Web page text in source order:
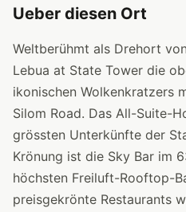
Ueber diesen Ort
Weltberühmt als Drehort
Lebua at State Tower die
ikonischen Wolkenkratzers
Silom Road. Das All-Suite-
grössten Unterkünfte der
Krönung ist die Sky Bar im
höchsten Freiluft-Rooftop-
preisgekrönte Restaurants